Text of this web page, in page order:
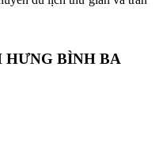
HƯNG BÌNH BA